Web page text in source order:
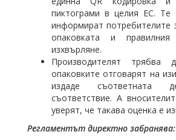
пиктограми в целия ЕС. Те
информират потребителите
опаковката и
изхвърляне.
Производителят
опаковките отговарят на
издаде съответната
съответствие. А
уверят, че такава оценка е
Регламентът директно забранява: